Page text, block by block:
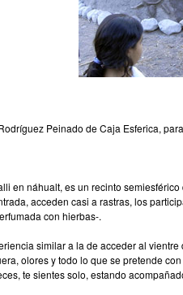
Peinado de Caja Esferica,
en náhualt, es un recinto
acceden casi a rastras, los
con hierbas-.
similar a la de acceder al
olores y todo lo que se pretende
te sientes solo, estando